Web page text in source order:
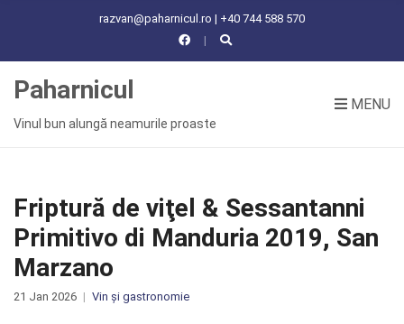
razvan@paharnicul.ro | +40 744 588 570
R
Paharnicul
Vinul bun alungă neamurile proaste
MENU
Friptură de viţel & Sessantanni
Primitivo di Manduria 2019, San
Marzano
21 Jan 2026 Vin și gastronomie